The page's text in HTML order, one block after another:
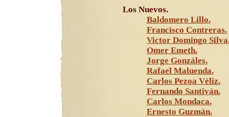
Los Nuevos.
Baldomero Lillo.
Francisco Contreras.
Victor Domingo
Omer Emeth.
Jorge Gonzáles.
Rafael Maluenda.
Carlos Pezoa Véliz.
Fernando Santiván.
Carlos Mondaca.
Ernesto Guzmán.